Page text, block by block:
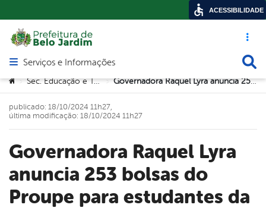
Acesso
Abrir menu principal de navegação
Serviços e Informações
Você está aqui:
> Sec. Educação e Tecnologia > Governadora Raquel Lyra anuncia 253 bolsas do Proupe para estudantes da AEB em Belo Jardim
Governadora Raquel Lyra
anuncia 253 bolsas do
Proupe para estudantes da
publicado: 18/10/2024 11h27,
última modificação: 18/10/2024 11h27
ACESSIBILIDADE